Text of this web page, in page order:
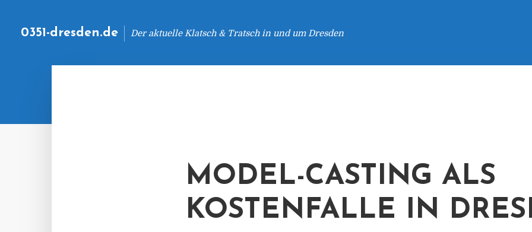
0351-dresden.de Der aktuelle Klatsch & Tratsch in und um Dresden
MODEL-CASTING ALS
KOSTENFALLE IN